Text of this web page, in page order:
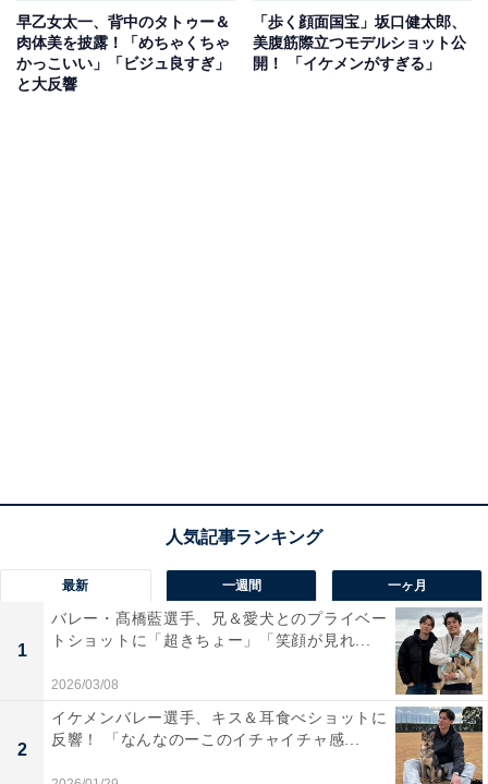
早乙女太一、背中のタトゥー＆
肉体美を披露！「めちゃくちゃ
かっこいい」「ビジュ良すぎ」
と大反響
「歩く顔面国宝」坂口健太郎、
美腹筋際立つモデルショット公
開！ 「イケメンがすぎる」
最新 一週間 一ヶ月
1
バレー・髙橋藍選手、兄＆愛犬とのプライベー
トショットに「超きちょー」「笑顔が見れ...
2026/03/08
2
イケメンバレー選手、キス＆耳食べショットに
反響！ 「なんなのーこのイチャイチャ感...